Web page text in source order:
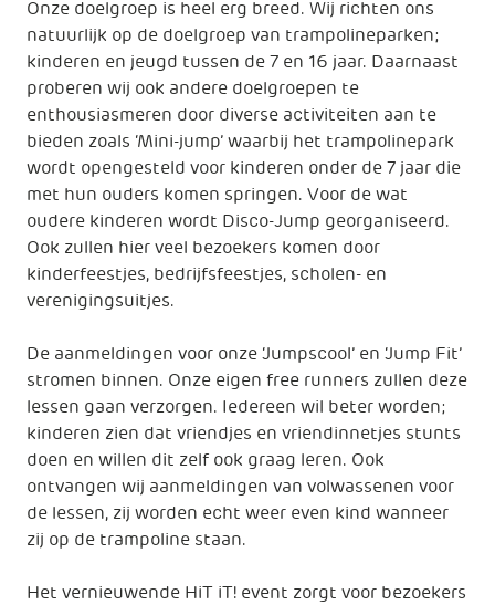
Onze doelgroep is heel erg breed. Wij richten ons
natuurlijk op de doelgroep van trampolineparken;
kinderen en jeugd tussen de 7 en 16 jaar. Daarnaast
proberen wij ook andere doelgroepen te
enthousiasmeren door diverse activiteiten aan te
bieden zoals ‘Mini-jump’ waarbij het trampolinepark
wordt opengesteld voor kinderen onder de 7 jaar die
met hun ouders komen springen. Voor de wat
oudere kinderen wordt Disco-Jump georganiseerd.
Ook zullen hier veel bezoekers komen door
kinderfeestjes, bedrijfsfeestjes, scholen- en
verenigingsuitjes.
De aanmeldingen voor onze ‘Jumpscool’ en ‘Jump Fit’
stromen binnen. Onze eigen free runners zullen deze
lessen gaan verzorgen. Iedereen wil beter worden;
kinderen zien dat vriendjes en vriendinnetjes stunts
doen en willen dit zelf ook graag leren. Ook
ontvangen wij aanmeldingen van volwassenen voor
de lessen, zij worden echt weer even kind wanneer
zij op de trampoline staan.
Het vernieuwende HiT iT! event zorgt voor bezoekers